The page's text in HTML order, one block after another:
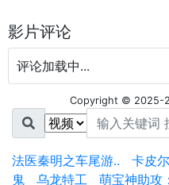
影片评论
评论加载中...
Copyright © 2025-
法医秦明之车尾游.. 卡皮
鬼
乌龙特工 萌宝神助攻